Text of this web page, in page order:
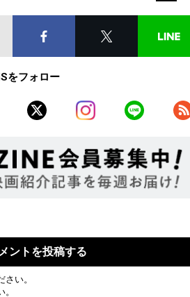
をフォロー
ントを投稿する
い。